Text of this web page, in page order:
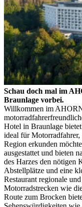
Schau doch mal im
Braunlage vorbei.
Willkommen im
Hotel in Braunlage
ideal für Motorradfahrer,
Region erkunden
ausgestattet und bieten
des Harzes den nötigen
Abstellplätze und eine
Restaurant regionale
Motorradstrecken wie
Route zum Brocken